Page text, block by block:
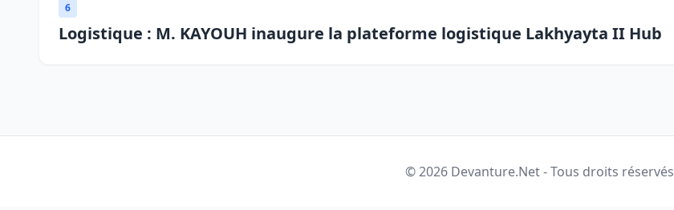
6
Logistique : M. KAYOUH inaugure la plateforme logistique Lakhyayta II Hub
© 2026 Devanture.Net - Tous droits réservés